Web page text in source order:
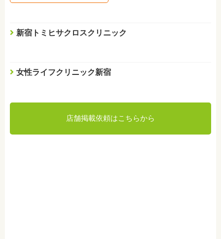
新宿トミヒサクロスクリニック
女性ライフクリニック新宿
店舗掲載依頼はこちらから